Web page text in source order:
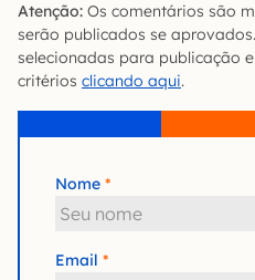
Atenção: Os comentários são
serão publicados se
selecionadas para publicação
critérios clicando aqui.
Nome
Email